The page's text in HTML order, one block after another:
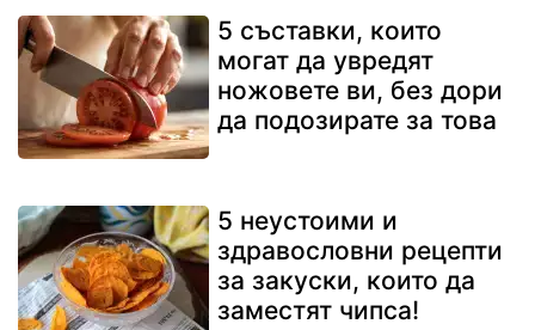
5 съставки, които
могат да увредят
ножовете ви, без дори
да подозирате за това
5 неустоими и
здравословни рецепти
за закуски, които да
заместят чипса!